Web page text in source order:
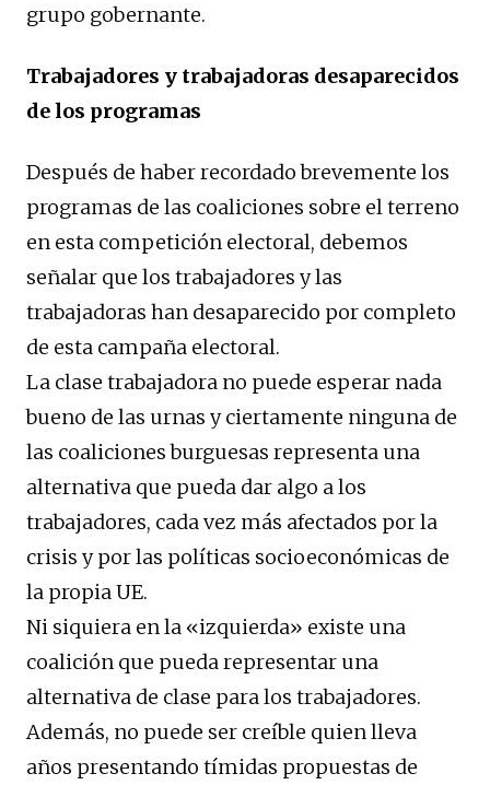
grupo gobernante.
Trabajadores y trabajadoras desaparecidos
de los programas
Después de haber recordado brevemente los
programas de las coaliciones sobre el terreno
en esta competición electoral, debemos
señalar que los trabajadores y las
trabajadoras han desaparecido por completo
de esta campaña electoral.
La clase trabajadora no puede esperar nada
bueno de las urnas y ciertamente ninguna de
las coaliciones burguesas representa una
alternativa que pueda dar algo a los
trabajadores, cada vez más afectados por la
crisis y por las políticas socioeconómicas de
la propia UE.
Ni siquiera en la «izquierda» existe una
coalición que pueda representar una
alternativa de clase para los trabajadores.
Además, no puede ser creíble quien lleva
años presentando tímidas propuestas de